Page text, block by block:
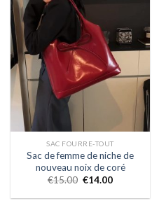
SAC FOURRE-TOUT
Sac de femme de niche de
nouveau noix de coré
€15.00 €14.00